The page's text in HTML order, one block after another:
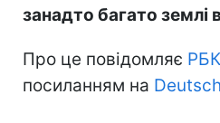
занадто багато землі в
Про це повідомляє
посиланням на